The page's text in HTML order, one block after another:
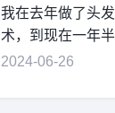
我在去年做了头
术，到现在一年
2024-06-26